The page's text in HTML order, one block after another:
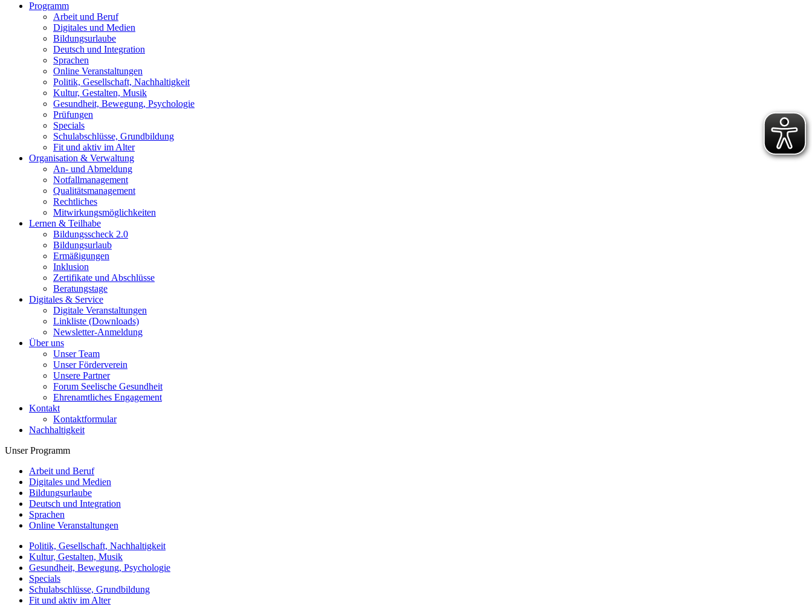
Programm
Arbeit und Beruf
Digitales und Medien
Bildungsurlaube
Deutsch und Integration
Sprachen
Online Veranstaltungen
Politik, Gesellschaft, Nachhaltigkeit
Kultur, Gestalten, Musik
Gesundheit, Bewegung, Psychologie
Prüfungen
Specials
Schulabschlüsse, Grundbildung
Fit und aktiv im Alter
Organisation & Verwaltung
An- und Abmeldung
Notfallmanagement
Qualitätsmanagement
Rechtliches
Mitwirkungsmöglichkeiten
Lernen & Teilhabe
Bildungsscheck 2.0
Bildungsurlaub
Ermäßigungen
Inklusion
Zertifikate und Abschlüsse
Beratungstage
Digitales & Service
Digitale Veranstaltungen
Linkliste (Downloads)
Newsletter-Anmeldung
Über uns
Unser Team
Unser Förderverein
Unsere Partner
Forum Seelische Gesundheit
Ehrenamtliches Engagement
Kontakt
Kontaktformular
Nachhaltigkeit
Unser Programm
Arbeit und Beruf
Digitales und Medien
Bildungsurlaube
Deutsch und Integration
Sprachen
Online Veranstaltungen
Politik, Gesellschaft, Nachhaltigkeit
Kultur, Gestalten, Musik
Gesundheit, Bewegung, Psychologie
Specials
Schulabschlüsse, Grundbildung
Fit und aktiv im Alter